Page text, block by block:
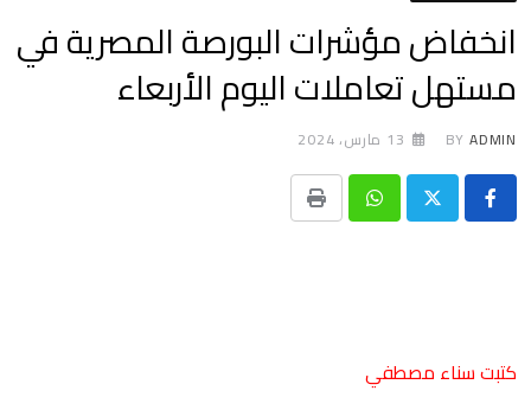
انخفاض مؤشرات البورصة المصرية في
مستهل تعاملات اليوم الأربعاء
BY ADMIN 13 مارس، 2024
Whatsapp
Print
كتبت سناء مصطفي